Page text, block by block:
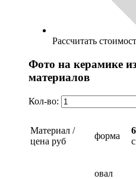
Рассчитать
Фото на керамике
материалов
Кол-во:
Материал /
цена руб
форма
овал